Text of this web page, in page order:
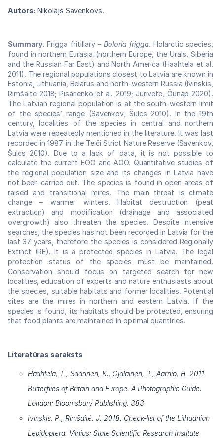
Autors: Nikolajs Savenkovs.
Summary. Frigga fritillary – Boloria frigga. Holarctic species,
found in northern Eurasia (northern Europe, the Urals, Siberia
and the Russian Far East) and North America (Haahtela et al.
2011). The regional populations closest to Latvia are known in
Estonia, Lithuania, Belarus and north-western Russia (Ivinskis,
Rimšaitė 2018; Pisanenko et al. 2019; Jürivete, Õunap 2020).
The Latvian regional population is at the south-western limit
of the species’ range (Savenkov, Šulcs 2010). In the 19th
century, localities of the species in central and northern
Latvia were repeatedly mentioned in the literature. It was last
recorded in 1987 in the Teiči Strict Nature Reserve (Savenkov,
Šulcs 2010). Due to a lack of data, it is not possible to
calculate the current EOO and AOO. Quantitative studies of
the regional population size and its changes in Latvia have
not been carried out. The species is found in open areas of
raised and transitional mires. The main threat is climate
change – warmer winters. Habitat destruction (peat
extraction) and modification (drainage and associated
overgrowth) also threaten the species. Despite intensive
searches, the species has not been recorded in Latvia for the
last 37 years, therefore the species is considered Regionally
Extinct (RE). It is a protected species in Latvia. The legal
protection status of the species must be maintained.
Conservation should focus on targeted search for new
localities, education of experts and nature enthusiasts about
the species, suitable habitats and former localities. Potential
sites are the mires in northern and eastern Latvia. If the
species is found, its habitats should be protected, ensuring
that food plants are maintained in optimal quantities.
Literatūras saraksts
Haahtela, T., Saarinen, K., Ojalainen, P., Aarnio, H. 2011.
Butterflies of Britain and Europe. A Photographic Guide.
London: Bloomsbury Publishing, 383.
Ivinskis, P., Rimšaitė, J. 2018. Check-list of the Lithuanian
Lepidoptera. Vilnius: State Scientific Research Institute